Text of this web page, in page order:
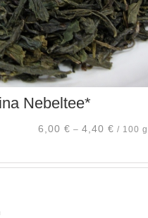
Nebeltee*
6,00€ –4,40€ / 100 g